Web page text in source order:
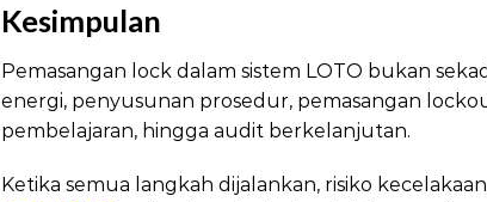
Kesimpulan
Pemasangan lock dalam sistem LOTO bukan
energi, penyusunan prosedur, pemasangan
pembelajaran, hingga audit berkelanjutan.
Ketika semua langkah dijalankan, risiko